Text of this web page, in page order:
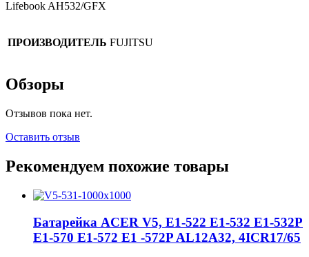
Lifebook AH532/GFX
ПРОИЗВОДИТЕЛЬ FUJITSU
Обзоры
Отзывов пока нет.
Оставить отзыв
Рекомендуем похожие товары
Батарейка ACER V5, E1-522 E1-532 E1-532P
E1-570 E1-572 E1 -572P AL12A32, 4ICR17/65